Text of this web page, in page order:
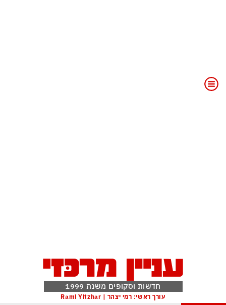
חדשות וסקופים משנת 1999
עורך ראשי: רמי יצהר | Rami Yitzhar